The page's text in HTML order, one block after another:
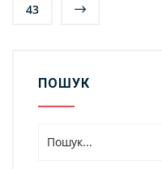
43
ПОШУК